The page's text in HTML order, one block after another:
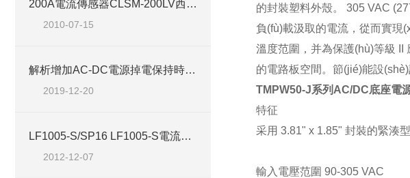
200A電流傳感器CLSM-200LV西安浩南電子科技商
2010-07-15
解析增加AC-DC電源掉電保持時間的簡單方法
2019-12-20
LF1005-S/SP16 LF1005-S電流傳感器的應(yīng)用
2012-12-07
的封裝塑料外殼。305 VAC
負(fù)載汲取的電流，從而實現
溫度范圍，并為保護(hù)等級
的電路板空間。節(jié)能設(shè)
TMPW50-J系列AC/DC底座電
特征
采用 3.81" x 1.85" 封裝的緊湊
輸入電壓范圍 90-305 VAC